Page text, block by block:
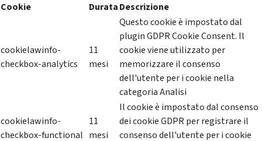
Cookie
DurataDescrizione
cookielawinfo-
checkbox-analytics
11
mesi
Questo cookie è impostato dal
plugin GDPR Cookie Consent. Il
cookie viene utilizzato per
memorizzare il consenso
dell'utente per i cookie nella
categoria Analisi
cookielawinfo-
checkbox-functional
11
mesi
Il cookie è impostato dal consenso
dei cookie GDPR per registrare il
consenso dell'utente per i cookie